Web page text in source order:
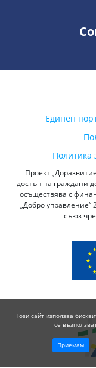
Единен
Политика
Проект
достъп на граждани
осъществява с
„Добро
съюз
Този сайт използва
се
Приемам